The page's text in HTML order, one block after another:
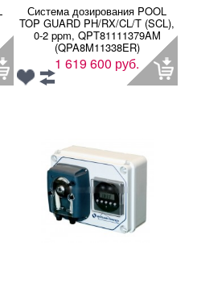
Система дозирования POOL
TOP GUARD PH/RX/CL/T (SCL),
0-2 ppm, QPT81111379AM
(QPA8M11338ER)
1 619 600 руб.